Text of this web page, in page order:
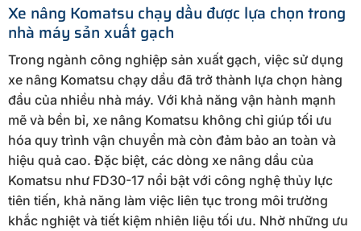
Xe nâng Komatsu chạy dầu được lựa chọn trong
nhà máy sản xuất gạch
Trong ngành công nghiệp sản xuất gạch, việc sử dụng
xe nâng Komatsu chạy dầu đã trở thành lựa chọn hàng
đầu của nhiều nhà máy. Với khả năng vận hành mạnh
mẽ và bền bỉ, xe nâng Komatsu không chỉ giúp tối ưu
hóa quy trình vận chuyển mà còn đảm bảo an toàn và
hiệu quả cao. Đặc biệt, các dòng xe nâng dầu của
Komatsu như FD30-17 nổi bật với công nghệ thủy lực
tiên tiến, khả năng làm việc liên tục trong môi trường
khắc nghiệt và tiết kiệm nhiên liệu tối ưu. Nhờ những ưu